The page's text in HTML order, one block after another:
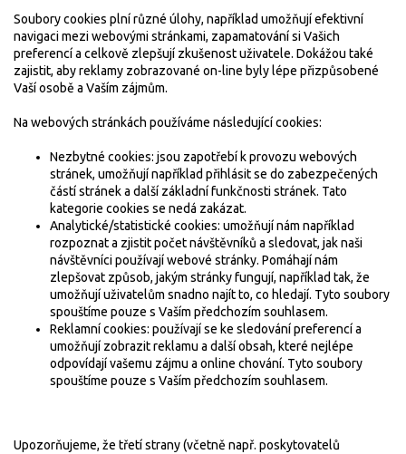
Soubory cookies plní různé úlohy, například umožňují efektivní
navigaci mezi webovými stránkami, zapamatování si Vašich
preferencí a celkově zlepšují zkušenost uživatele. Dokážou také
zajistit, aby reklamy zobrazované on-line byly lépe přizpůsobené
Vaší osobě a Vaším zájmům.
Na webových stránkách používáme následující cookies:
Nezbytné cookies: jsou zapotřebí k provozu webových
stránek, umožňují například přihlásit se do zabezpečených
částí stránek a další základní funkčnosti stránek. Tato
kategorie cookies se nedá zakázat.
Analytické/statistické cookies: umožňují nám například
rozpoznat a zjistit počet návštěvníků a sledovat, jak naši
návštěvníci používají webové stránky. Pomáhají nám
zlepšovat způsob, jakým stránky fungují, například tak, že
umožňují uživatelům snadno najít to, co hledají. Tyto soubory
spouštíme pouze s Vaším předchozím souhlasem.
Reklamní cookies: používají se ke sledování preferencí a
umožňují zobrazit reklamu a další obsah, které nejlépe
odpovídají vašemu zájmu a online chování. Tyto soubory
spouštíme pouze s Vaším předchozím souhlasem.
Upozorňujeme, že třetí strany (včetně např. poskytovatelů